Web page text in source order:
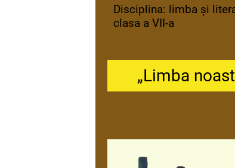
Disciplina: limba și
clasa a VII-a
„Limba